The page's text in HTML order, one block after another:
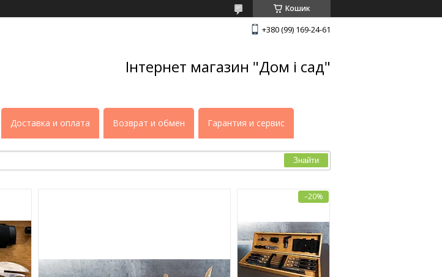
Кошик
+380 (99) 169-24-61
Інтернет магазин "Дом і сад"
Доставка и оплата Возврат и обмен Гарантия и сервис
Знайти
–20%